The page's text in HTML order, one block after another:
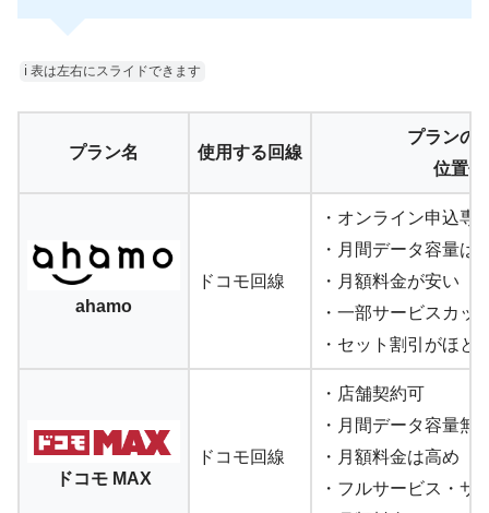
ℹ︎ 表は左右にスライドできます
プラン名 使用する回線
プランの
位置付
ahamo
ドコモ回線
・オンライン申込専
・月間データ容量は
・月額料金が安い
・一部サービスカッ
・セット割引がほと
ドコモ MAX
ドコモ回線
・店舗契約可
・月間データ容量無
・月額料金は高め
・フルサービス・サ